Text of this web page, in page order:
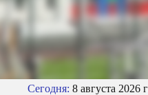
Сегодня: 8 августа